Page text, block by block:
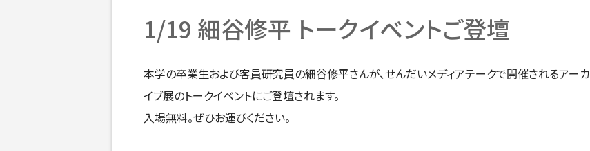
1/19 細谷修平 トークイベントご登壇
本学の卒業生および客員研究員の細谷修平さんが、せんだいメディアテークで開催されるアーカ
イブ展のトークイベントにご登壇されます。
入場無料。ぜひお運びください。